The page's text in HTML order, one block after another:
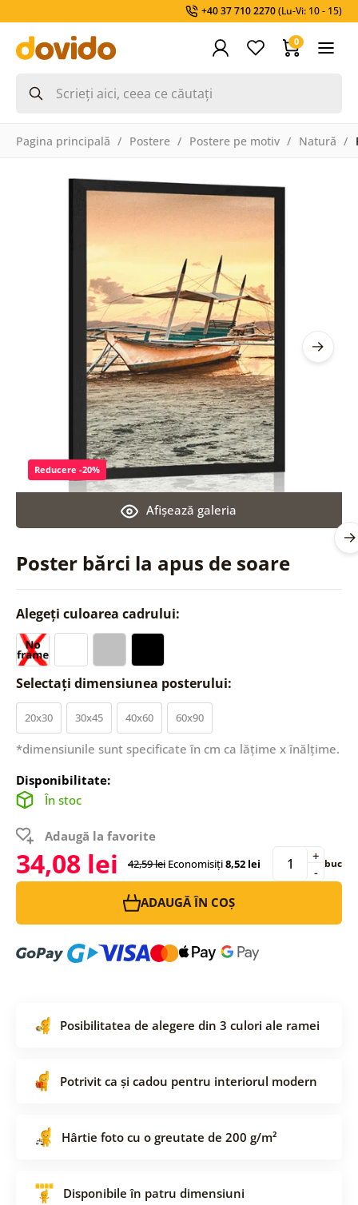
+40 37 710 2270(Lu-Vi: 10 - 15)
0
Pagina principală Postere Postere pe motiv Natură
Poster bărci la apus de soare
Afişează galeria
Reducere -20%
Alegeți culoarea cadrului:
Selectați dimensiunea posterului:
20x30 30x45 40x60 60x90
*dimensiunile sunt specificate în cm ca lățime x înălțime.
Disponibilitate:
În stoc
Adaugă la favorite
34,08 lei 42,59 lei Economisiți8,52 lei -
+ buc
ADAUGĂ ÎN COȘ
Posibilitatea de alegere din 3 culori ale ramei
Potrivit ca și cadou pentru interiorul modern
Hârtie foto cu o greutate de 200 g/m²
Disponibile în patru dimensiuni